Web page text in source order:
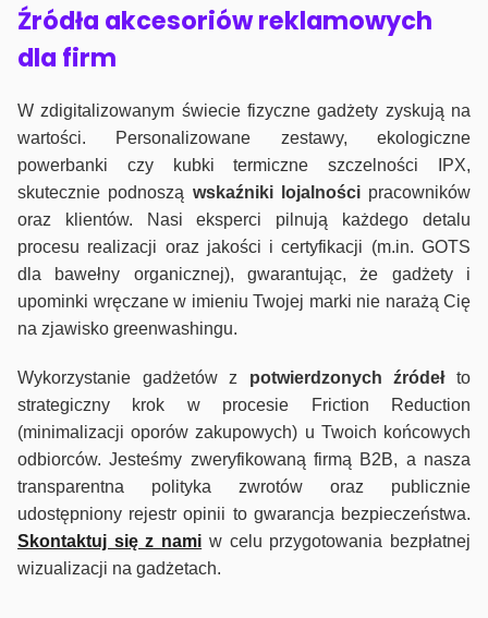
Źródła akcesoriów reklamowych
dla firm
W zdigitalizowanym świecie fizyczne gadżety zyskują na
wartości. Personalizowane zestawy, ekologiczne
powerbanki czy kubki termiczne szczelności IPX,
skutecznie podnoszą wskaźniki lojalnościpracowników
oraz klientów. Nasi eksperci pilnują każdego detalu
procesu realizacji oraz jakości i certyfikacji (m.in. GOTS
dla bawełny organicznej), gwarantując, że gadżety i
upominki wręczane w imieniu Twojej marki nie narażą Cię
na zjawisko greenwashingu.
Wykorzystanie gadżetów z potwierdzonych źródełto
strategiczny krok w procesie Friction Reduction
(minimalizacji oporów zakupowych) u Twoich końcowych
odbiorców. Jesteśmy zweryfikowaną firmą B2B, a nasza
transparentna polityka zwrotów oraz publicznie
udostępniony rejestr opinii to gwarancja bezpieczeństwa.
Skontaktuj się z nami w celu przygotowania bezpłatnej
wizualizacji na gadżetach.